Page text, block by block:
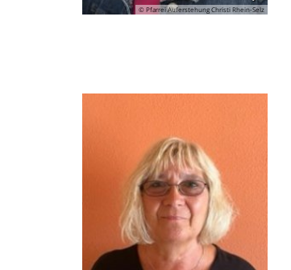
© Pfarrei Auferstehung Christi Rhein-Selz